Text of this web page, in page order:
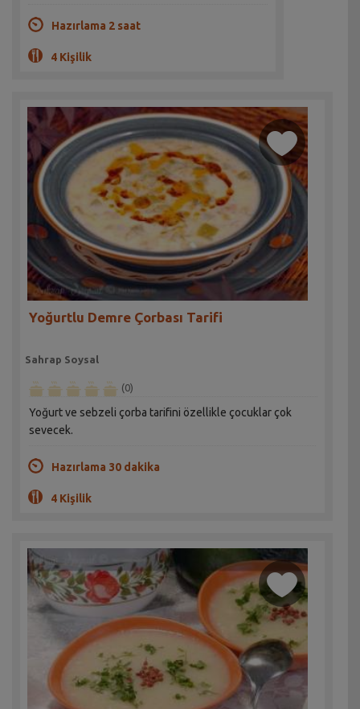
Hazırlama 2 saat
4 Kişilik
Yoğurtlu Demre Çorbası Tarifi
Sahrap Soysal
(0)
Yoğurt ve sebzeli çorba tarifini özellikle çocuklar çok
sevecek.
Hazırlama 30 dakika
4 Kişilik